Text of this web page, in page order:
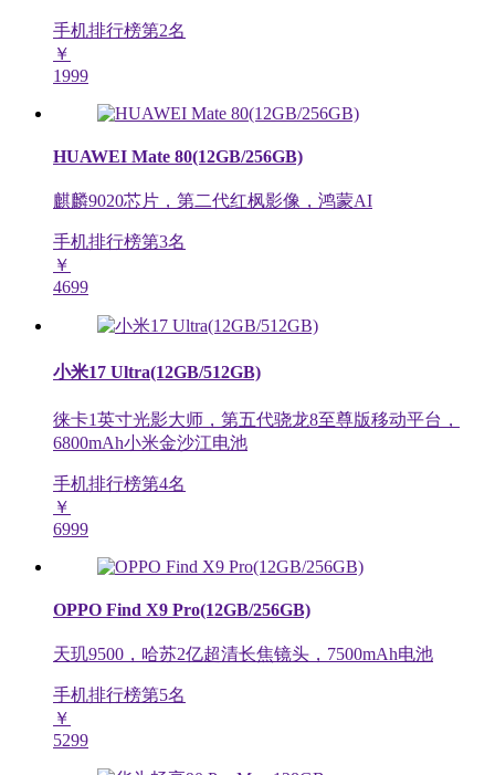
手机排行榜第2名
￥
1999
HUAWEI Mate 80(12GB/256GB)
麒麟9020芯片，第二代红枫影像，鸿蒙AI
手机排行榜第3名
￥
4699
小米17 Ultra(12GB/512GB)
徕卡1英寸光影大师，第五代骁龙8至尊版移动平台，
6800mAh小米金沙江电池
手机排行榜第4名
￥
6999
OPPO Find X9 Pro(12GB/256GB)
天玑9500，哈苏2亿超清长焦镜头，7500mAh电池
手机排行榜第5名
￥
5299